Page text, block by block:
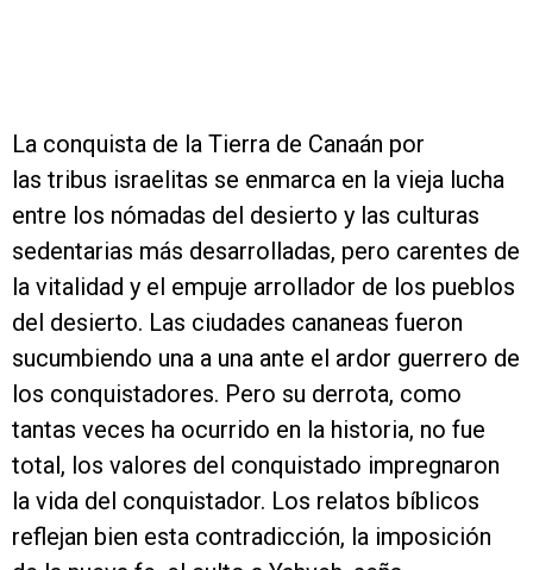
La conquista de la Tierra de Canaán por
las tribus israelitas se enmarca en la vieja lucha
entre los nómadas del desierto y las culturas
sedentarias más desarrolladas, pero carentes de
la vitalidad y el empuje arrollador de los pueblos
del desierto. Las ciudades cananeas fueron
sucumbiendo una a una ante el ardor guerrero de
los conquistadores. Pero su derrota, como
tantas veces ha ocurrido en la historia, no fue
total, los valores del conquistado impregnaron
la vida del conquistador. Los relatos bíblicos
reflejan bien esta contradicción, la imposición